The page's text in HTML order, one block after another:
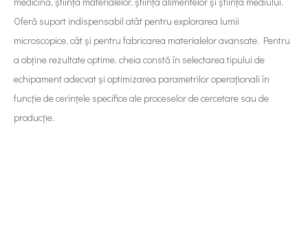
Oferă suport indispensabil atât pentru explorarea lumii
microscopice, cât și pentru fabricarea materialelor avansate. Pentru
a obține rezultate optime, cheia constă în selectarea tipului de
echipament adecvat și optimizarea parametrilor operaționali în
funcție de cerințele specifice ale proceselor de cercetare sau de
producție.